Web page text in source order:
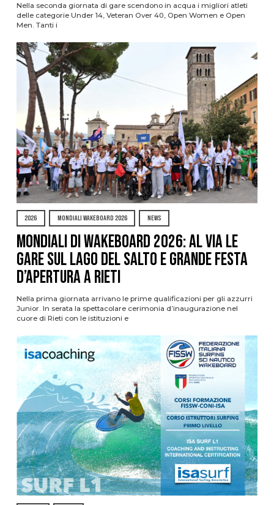
Nella seconda giornata di gare scendono in acqua i migliori atleti
delle categorie Under 14, Veteran Over 40, Open Women e Open
Men. Tanti i
2026 MONDIALI WAKEBOARD 2026 NEWS
Mondiali di Wakeboard 2026: al via le
gare sul Lago del Salto e grande festa
d’apertura a Rieti
Nella prima giornata arrivano le prime qualificazioni per gli azzurri
Junior. In serata la spettacolare cerimonia d’inaugurazione nel
cuore di Rieti con le istituzioni e